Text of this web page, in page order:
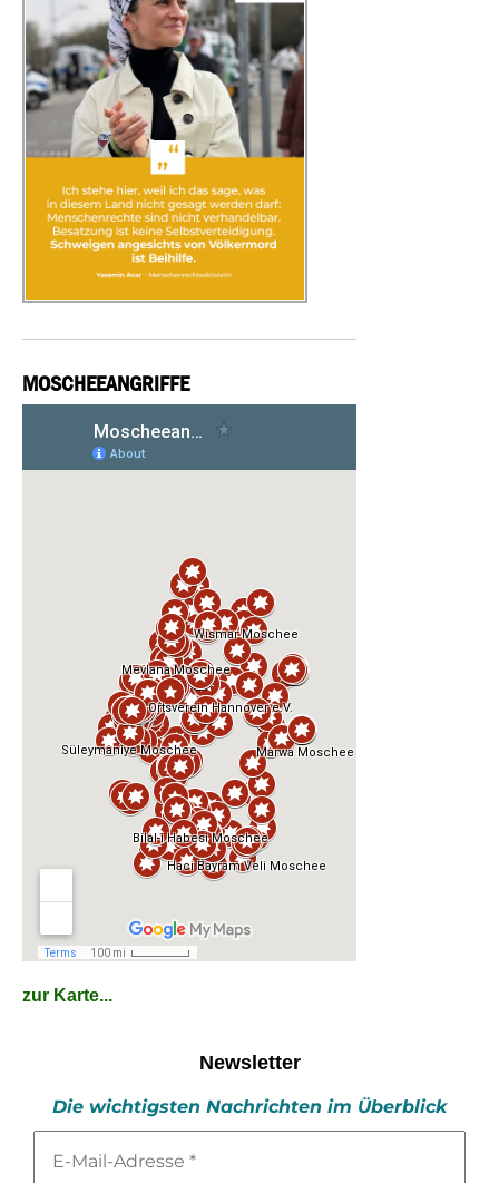
MOSCHEEANGRIFFE
zur Karte...
Newsletter
Die wichtigsten Nachrichten im Überblick
Mail-